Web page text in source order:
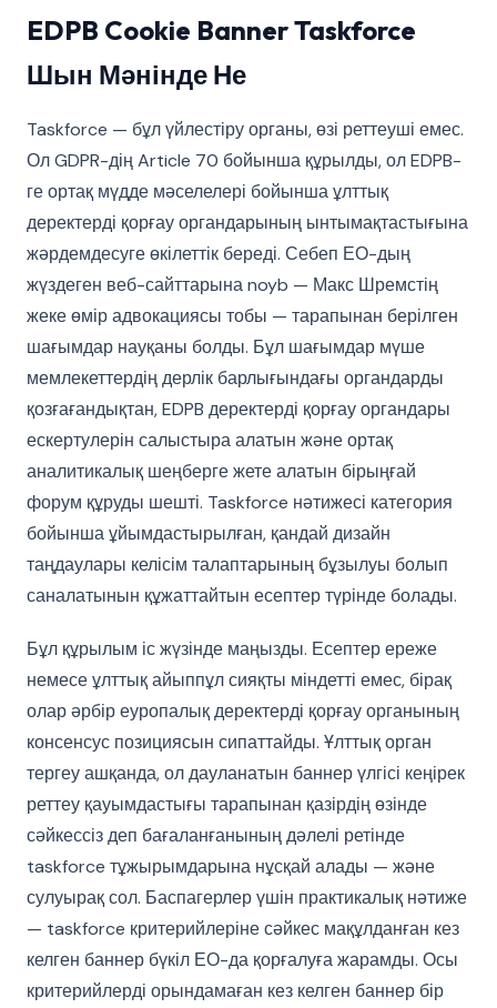
EDPB Cookie Banner Taskforce
Шын Мәнінде Не
Taskforce — бұл үйлестіру органы, өзі реттеуші емес.
Ол GDPR-дің Article 70 бойынша құрылды, ол EDPB-
ге ортақ мүдде мәселелері бойынша ұлттық
деректерді қорғау органдарының ынтымақтастығына
жәрдемдесуге өкілеттік береді. Себеп ЕО-дың
жүздеген веб-сайттарына noyb — Макс Шремстің
жеке өмір адвокациясы тобы — тарапынан берілген
шағымдар науқаны болды. Бұл шағымдар мүше
мемлекеттердің дерлік барлығындағы органдарды
қозғағандықтан, EDPB деректерді қорғау органдары
ескертулерін салыстыра алатын және ортақ
аналитикалық шеңберге жете алатын бірыңғай
форум құруды шешті. Taskforce нәтижесі категория
бойынша ұйымдастырылған, қандай дизайн
таңдаулары келісім талаптарының бұзылуы болып
саналатынын құжаттайтын есептер түрінде болады.
Бұл құрылым іс жүзінде маңызды. Есептер ереже
немесе ұлттық айыппұл сияқты міндетті емес, бірақ
олар әрбір еуропалық деректерді қорғау органының
консенсус позициясын сипаттайды. Ұлттық орган
тергеу ашқанда, ол дауланатын баннер үлгісі кеңірек
реттеу қауымдастығы тарапынан қазірдің өзінде
сәйкессіз деп бағаланғанының дәлелі ретінде
taskforce тұжырымдарына нұсқай алады — және
сулуырақ сол. Баспагерлер үшін практикалық нәтиже
— taskforce критерийлеріне сәйкес мақұлданған кез
келген баннер бүкіл ЕО-да қорғалуға жарамды. Осы
критерийлерді орындамаған кез келген баннер бір